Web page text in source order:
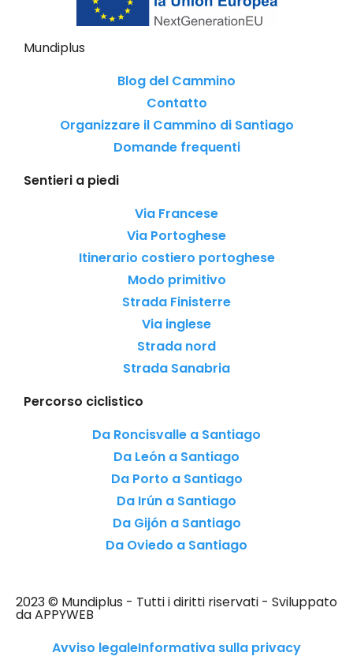
Mundiplus
Blog del Cammino
Contatto
Organizzare il Cammino di Santiago
Domande frequenti
Sentieri a piedi
Via Francese
Via Portoghese
Itinerario costiero portoghese
Modo primitivo
Strada Finisterre
Via inglese
Strada nord
Strada Sanabria
Percorso ciclistico
Da Roncisvalle a Santiago
Da León a Santiago
Da Porto a Santiago
Da Irún a Santiago
Da Gijón a Santiago
Da Oviedo a Santiago
2023 © Mundiplus - Tutti i diritti riservati - Sviluppato
da APPYWEB
Avviso legaleInformativa sulla privacy